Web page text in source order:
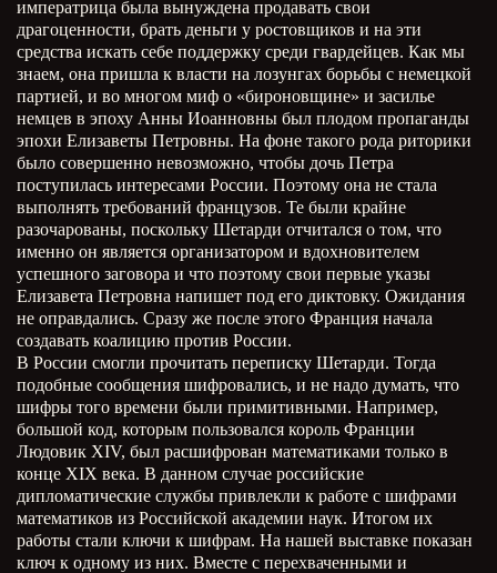
императрица была вынуждена продавать свои
драгоценности, брать деньги у ростовщиков и на эти
средства искать себе поддержку среди гвардейцев. Как мы
знаем, она пришла к власти на лозунгах борьбы с немецкой
партией, и во многом миф о «бироновщине» и засилье
немцев в эпоху Анны Иоанновны был плодом пропаганды
эпохи Елизаветы Петровны. На фоне такого рода риторики
было совершенно невозможно, чтобы дочь Петра
поступилась интересами России. Поэтому она не стала
выполнять требований французов. Те были крайне
разочарованы, поскольку Шетарди отчитался о том, что
именно он является организатором и вдохновителем
успешного заговора и что поэтому свои первые указы
Елизавета Петровна напишет под его диктовку. Ожидания
не оправдались. Сразу же после этого Франция начала
создавать коалицию против России.
В России смогли прочитать переписку Шетарди. Тогда
подобные сообщения шифровались, и не надо думать, что
шифры того времени были примитивными. Например,
большой код, которым пользовался король Франции
Людовик XIV, был расшифрован математиками только в
конце XIX века. В данном случае российские
дипломатические службы привлекли к работе с шифрами
математиков из Российской академии наук. Итогом их
работы стали ключи к шифрам. На нашей выставке показан
ключ к одному из них. Вместе с перехваченными и